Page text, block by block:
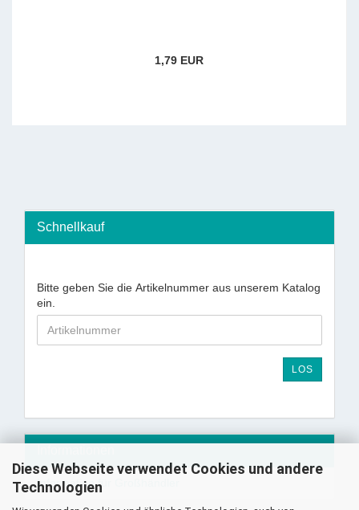
Diese Webseite verwendet Cookies und andere
Technologien
1,79 EUR
Schnellkauf
Bitte geben Sie die Artikelnummer aus unserem Katalog
ein.
LOS
Information für Großhändler